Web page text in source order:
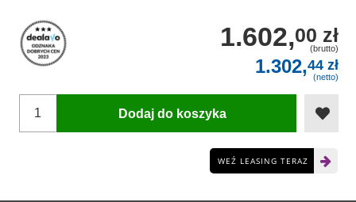
1.602,00 zł
(brutto)
1.302,44 zł
(netto)
Dodaj do koszyka
WEŹ LEASING TERAZ